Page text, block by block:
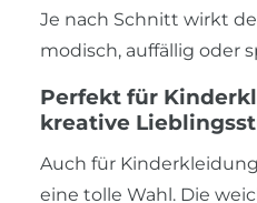
Je nach Schnitt wirkt
modisch, auffällig oder
Perfekt für
kreative
Auch für
eine tolle Wahl. Die